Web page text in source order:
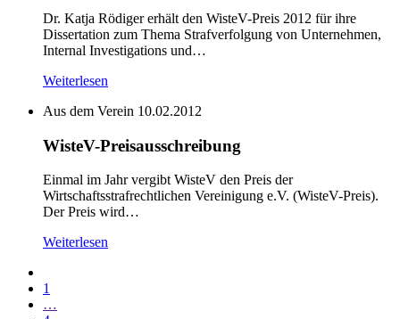
Dr. Katja Rödiger erhält den WisteV-Preis 2012 für ihre
Dissertation zum Thema Strafverfolgung von Unternehmen,
Internal Investigations und…
Weiterlesen
Aus dem Verein 10.02.2012
WisteV-Preisausschreibung
Einmal im Jahr vergibt WisteV den Preis der
Wirtschaftsstrafrechtlichen Vereinigung e.V. (WisteV-Preis).
Der Preis wird…
Weiterlesen
1
…